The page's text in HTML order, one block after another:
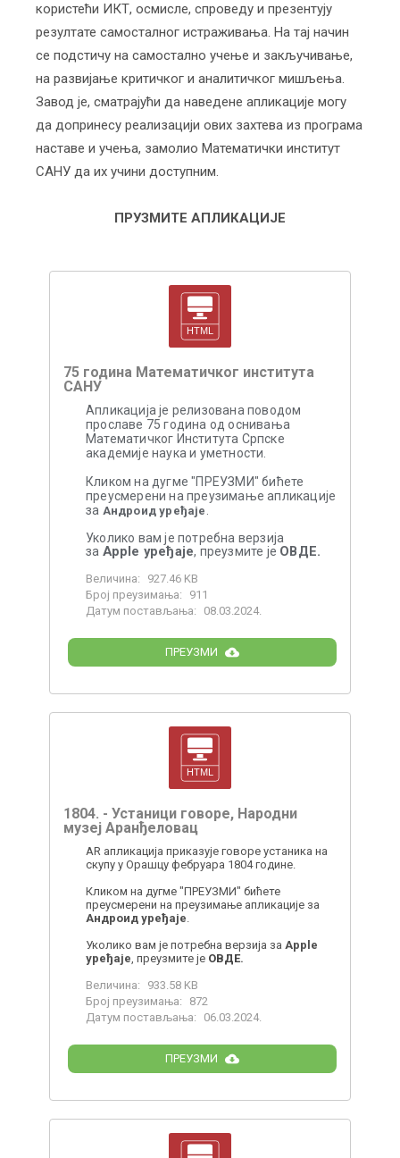
користећи ИКТ, осмисле, спроведу и презентују
резултате самосталног истраживања. На тај начин
се подстичу на самостално учење и закључивање,
на развијање критичког и аналитичког мишљења.
Завод је, сматрајући да наведене апликације могу
да допринесу реализацији ових захтева из програма
наставе и учења, замолио Математички институт
САНУ да их учини доступним.
ПРУЗМИТЕ АПЛИКАЦИЈЕ
75 година Математичког института
САНУ
Апликација је релизована поводом
прославе 75 година од оснивања
Математичког Института Српске
академије наука и уметности.
Кликом на дугме "ПРЕУЗМИ" бићете
преусмерени на преузимање апликације
за Андроид уређаје
Уколико вам је потребна верзија
за Apple уређаје, преузмите је ОВДЕ.
Величина:
927.46 KB
Број преузимања:
911
Датум постављања:
08.03.2024.
ПРЕУЗМИ
1804. - Устаници говоре, Народни
музеј Аранђеловац
AR апликација приказује говоре устаника на
скупу у Орашцу фебруара 1804 године.
Кликом на дугме "ПРЕУЗМИ" бићете
преусмерени на преузимање апликације за
Андроид уређаје.
Уколико вам је потребна верзија за Apple
уређаје, преузмите је ОВДЕ.
Величина:
933.58 KB
Број преузимања:
872
Датум постављања:
06.03.2024.
ПРЕУЗМИ